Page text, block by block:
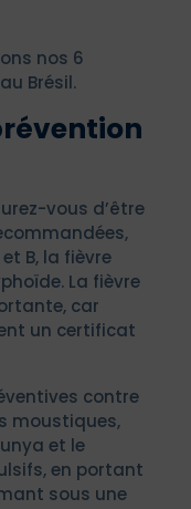
nos 6
Brésil.
vous d’être
B, la fièvre
La fièvre
car
un certificat
contre
moustiques,
et le
en portant
sous une